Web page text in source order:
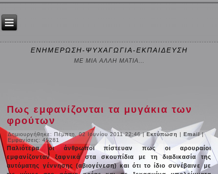
ΕΝΗΜΕΡΩΣΗ-ΨΥΧΑΓΩΓΙΑ-ΕΚΠΑΙΔΕΥΣΗ
ΜΕ ΜΙΑ ΑΛΛΗ ΜΑΤΙΑ...
Πως εμφανίζονται τα μυγάκια των
φρούτων
Δημιουργήθηκε: Πέμπτη, 02 Ιουνίου 2011 22:46|Εκτύπωση |Email|
Εμφανίσεις: 45281
Παλιότερα οι άνθρωποι πίστευαν πως οι αρουραίοι
εμφανίζονταν ξαφνικά στα σκουπίδια με τη διαδικασία της
αυτόματης γέννησης (αβιογένεση) και ότι το ίδιο συνέβαινε με